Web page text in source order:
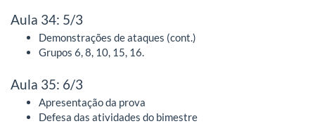
Aula 34: 5/3
Demonstrações de ataques (cont.)
Grupos 6, 8, 10, 15, 16.
Aula 35: 6/3
Apresentação da prova
Defesa das atividades do bimestre